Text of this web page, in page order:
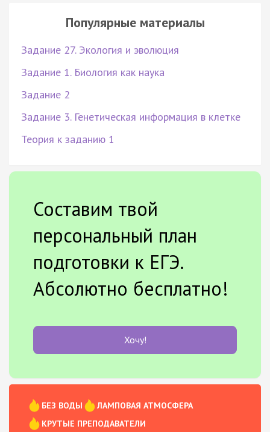
Популярные материалы
Задание 27. Экология и эволюция
Задание 1. Биология как наука
Задание 2
Задание 3. Генетическая информация в клетке
Теория к заданию 1
Составим твой
персональный план
подготовки к ЕГЭ.
Абсолютно бесплатно!
Хочу!
БЕЗ ВОДЫ
ЛАМПОВАЯ АТМОСФЕРА
КРУТЫЕ ПРЕПОДАВАТЕЛИ